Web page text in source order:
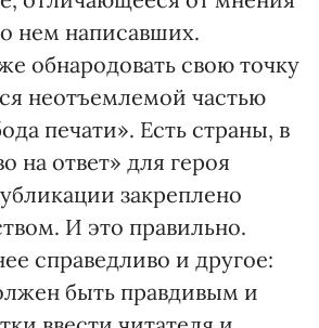
нем написавших.
обнародовать свою точку
неотъемлемой частью
печати». Есть страны, в
на ответ» для героя
закреплено
И это правильно.
справедливо и другое:
быть правдивым и